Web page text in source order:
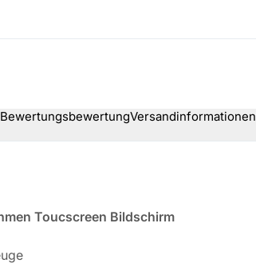
BewertungsbewertungVersandinformationen
Toucscreen Bildschirm